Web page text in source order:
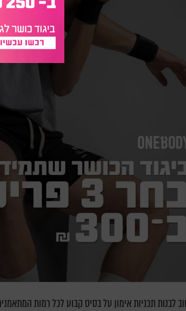
לבנות תכניות אימון על בסיס קבוע לכל רמות